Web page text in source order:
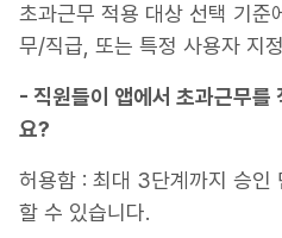
초과근무 적용 대상 선택 기준
무/직급, 또는 특정 사용자 지
- 직원들이 앱에서 초과근무를
요?
허용함 : 최대 3단계까지 승인
할 수 있습니다.